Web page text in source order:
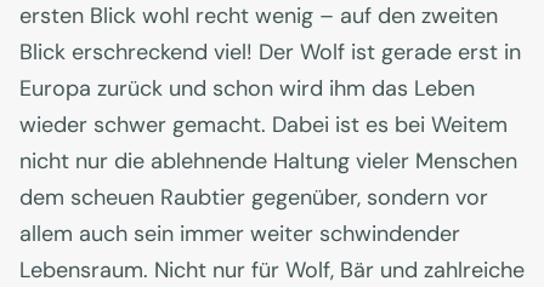
ersten Blick wohl recht wenig – auf den zweiten
Blick erschreckend viel! Der Wolf ist gerade erst in
Europa zurück und schon wird ihm das Leben
wieder schwer gemacht. Dabei ist es bei Weitem
nicht nur die ablehnende Haltung vieler Menschen
dem scheuen Raubtier gegenüber, sondern vor
allem auch sein immer weiter schwindender
Lebensraum. Nicht nur für Wolf, Bär und zahlreiche